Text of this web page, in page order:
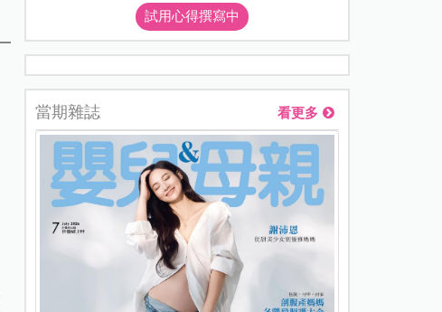
試用心得撰寫中
當期雜誌 看更多